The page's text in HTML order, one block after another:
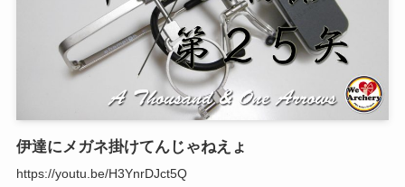
伊達にメガネ掛けてんじゃねえょ
https://youtu.be/H3YnrDJct5Q